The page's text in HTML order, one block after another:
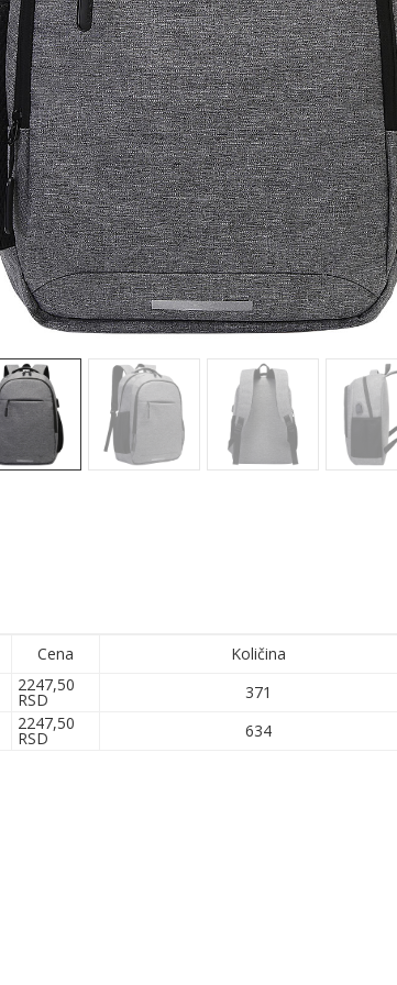
Cena Količina
2247,50
RSD
371
2247,50
RSD 634